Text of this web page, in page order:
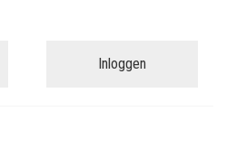
Inloggen